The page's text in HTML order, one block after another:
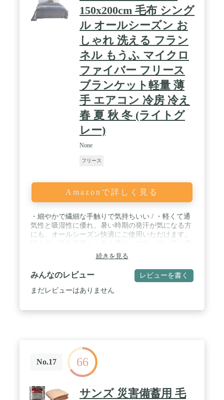
150x200cm 毛布 シング
ル オールシーズン お
しゃれ 洗える フラン
ネル もうふ マイクロ
ファイバー フリース
ブランケット軽量 薄
手 エアコン 冷房 冷え
春 夏 秋 冬 (ライトグ
レー)
None
フリース
Amazonで詳しく見る
・細やかで繊細な手触りで気持ちいい / ・軽くて通
気性と吸湿性に優れ、暑い時期の発汗が気になる方
にも、オールシーズン快適にご使用いただけます。
品です。 / ・サイズ：150×200㎝ / ・豊富な10種類か
ら選べるカラーバリエーション：レッド グレー オ
レンジ スカイブルー グリーン ローズレッド ブラウ
ン キャメル ライトグレー ライトピンク の10色 / ・
生地：アセテート繊維 / 【洗濯方法】普通に洗濯可
続きを見る
みんなのレビュー レビューを書く
まだレビューはありません
No.17 66
サンズ 災害備蓄用 毛